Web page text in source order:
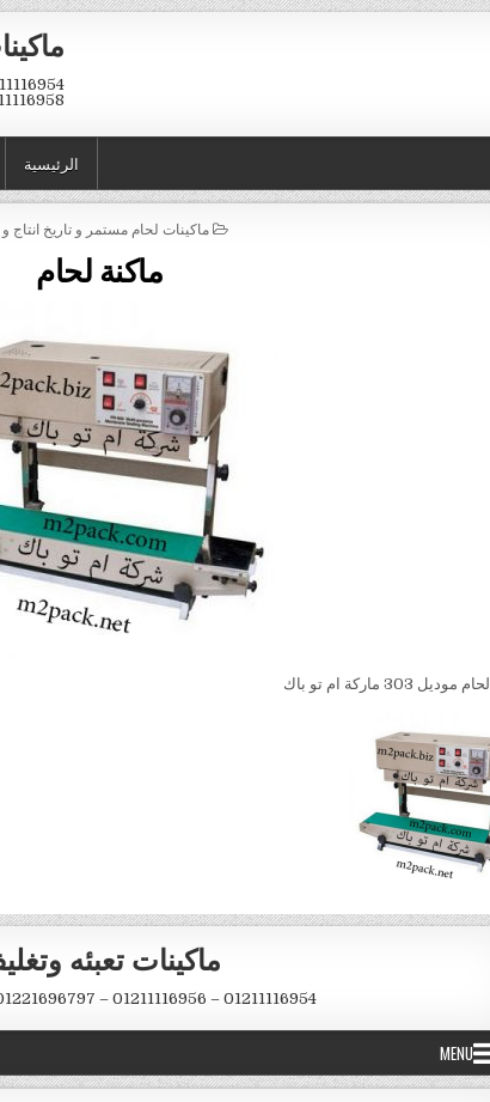
الرئيسية
POSTED IN
ماكينات لحام مستمر و تاريخ انتاج
ماكنة لحام
303 ماركة ام تو باك